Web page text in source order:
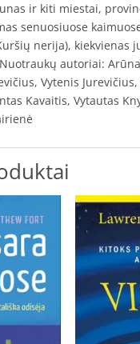
ir kiti miestai,
senuosiuose
nerija), kiekvienas
autoriai:
Vytenis
Kavaitis, Vytautas